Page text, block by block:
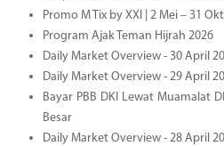
Promo M Tix by XXI | 2 Mei – 31
Program Ajak Teman Hijrah 2026
Daily Market Overview - 30 April
Daily Market Overview - 29 April
Bayar PBB DKI Lewat Muamalat
Besar
Daily Market Overview - 28 April